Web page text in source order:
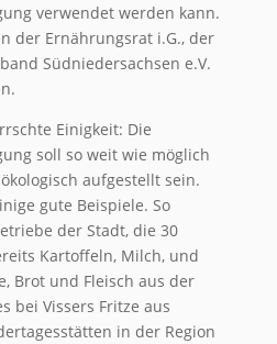
verwendet werden kann.
der Ernährungsrat i.G., der
Südniedersachsen e.V.
Einigkeit: Die
soll so weit wie möglich
aufgestellt sein.
gute Beispiele. So
der Stadt, die 30
Kartoffeln, Milch, und
Brot und Fleisch aus der
bei Vissers Fritze aus
in der Region